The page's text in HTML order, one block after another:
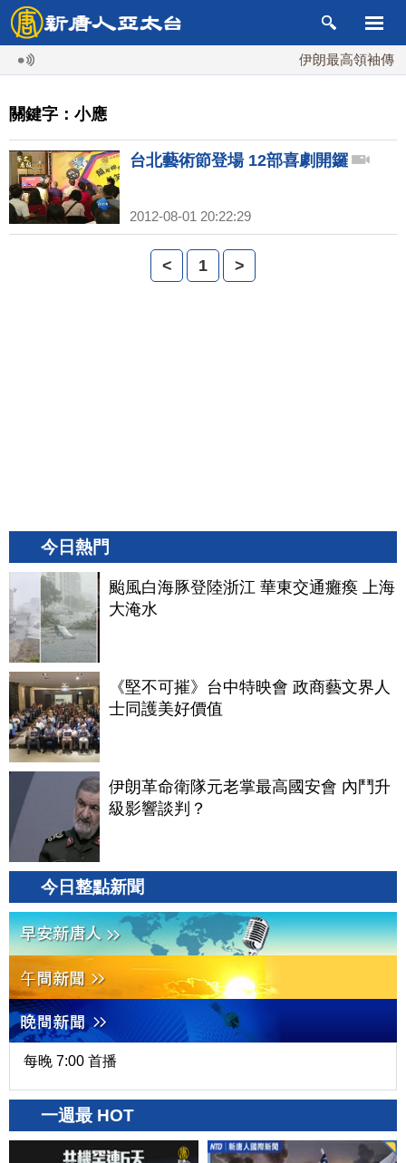
伊朗最高領袖傳「
關鍵字：小應
台北藝術節登場 12部喜劇開鑼
2012-08-01 20:22:29
< 1 >
今日熱門
颱風白海豚登陸浙江 華東交通癱瘓 上海
大淹水
《堅不可摧》台中特映會 政商藝文界人
士同護美好價值
伊朗革命衛隊元老掌最高國安會 內鬥升
級影響談判？
今日整點新聞
每晚 7:00 首播
一週最 HOT